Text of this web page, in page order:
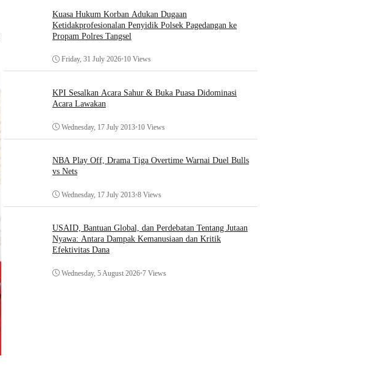
Kuasa Hukum Korban Adukan Dugaan
Ketidakprofesionalan Penyidik Polsek Pagedangan ke
Propam Polres Tangsel
Friday, 31 July 2026•10 Views
KPI Sesalkan Acara Sahur & Buka Puasa Didominasi
Acara Lawakan
Wednesday, 17 July 2013•10 Views
NBA Play Off, Drama Tiga Overtime Warnai Duel Bulls
vs Nets
Wednesday, 17 July 2013•8 Views
USAID, Bantuan Global, dan Perdebatan Tentang Jutaan
Nyawa: Antara Dampak Kemanusiaan dan Kritik
Efektivitas Dana
Wednesday, 5 August 2026•7 Views